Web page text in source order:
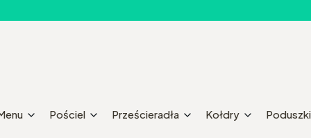
Pościel Prześcieradła Kołdry Poduszki